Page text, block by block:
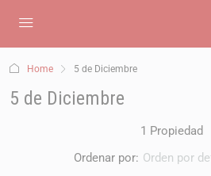
Home 5 de Diciembre
5 de Diciembre
1 Propiedad
Ordenar por: Orden por